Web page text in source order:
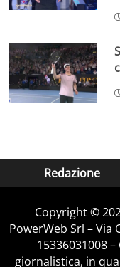
Redazione
Copyright ©
PowerWeb Srl – Via
15336031008
giornalistica, in